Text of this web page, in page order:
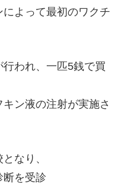
によって最初のワクチ
われ、一匹5銭で買
ン液の注射が実施さ
なり、
断を受診